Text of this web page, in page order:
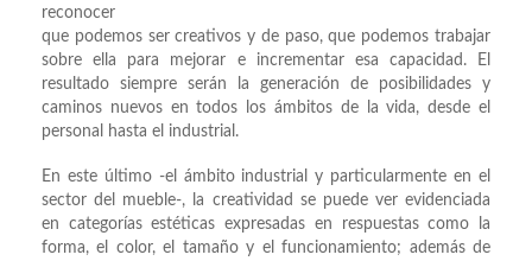
reconocer
que podemos ser creativos y de paso, que podemos trabajar
sobre ella para mejorar e incrementar esa capacidad. El
resultado siempre serán la generación de posibilidades y
caminos nuevos en todos los ámbitos de la vida, desde el
personal hasta el industrial.
En este último -el ámbito industrial y particularmente en el
sector del mueble-, la creatividad se puede ver evidenciada
en categorías estéticas expresadas en respuestas como la
forma, el color, el tamaño y el funcionamiento; además de